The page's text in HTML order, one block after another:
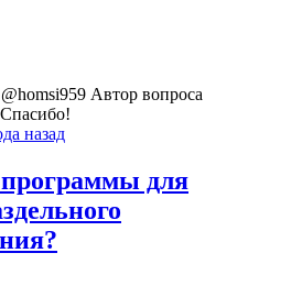
@homsi959 Автор вопроса
назад
для